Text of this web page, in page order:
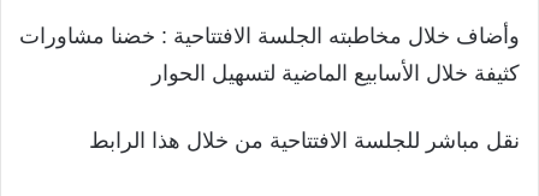
وأضاف خلال مخاطبته الجلسة الافتتاحية : خضنا مشاورات
كثيفة خلال الأسابيع الماضية لتسهيل الحوار
نقل مباشر للجلسة الافتتاحية من خلال هذا الرابط